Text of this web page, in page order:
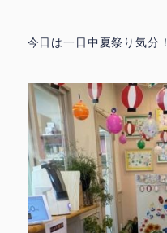
今日は一日中夏祭り気分！